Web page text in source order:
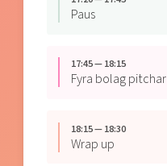
Paus
17:45 — 18:15
Fyra bolag pitchar
18:15 — 18:30
Wrap up